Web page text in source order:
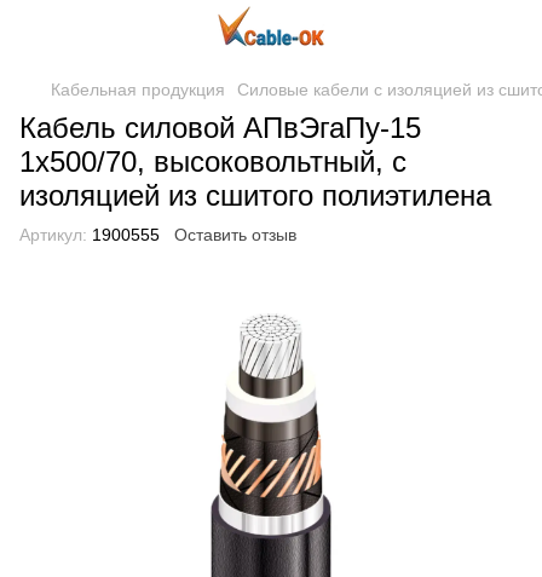
Кабельная продукция Силовые кабели с изоляцией из
Кабель силовой АПвЭгаПу-15
1x500/70, высоковольтный, с
изоляцией из сшитого полиэтилена
Артикул: 1900555 Оставить отзыв